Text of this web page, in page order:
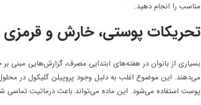
مناسب را انجام دهید.
تحریکات پوستی، خارش و قرمزی
بسیاری از بانوان در هفته‌های ابتدایی مصرف، گزارش‌هایی
می‌دهند. این موضوع اغلب به دلیل وجود پروپیلن گلیکول در
پوست استفاده می‌شود. این ماده می‌تواند باعث درماتیت تماسی